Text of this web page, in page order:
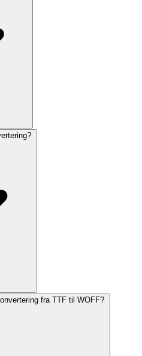
fra TTF til WOFF?